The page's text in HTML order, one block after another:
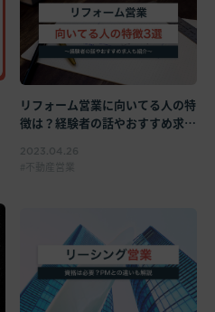
リフォーム営業に向いてる人の特
徴は？経験者の話やおすすめ求人
2023.04.26
不動産営業